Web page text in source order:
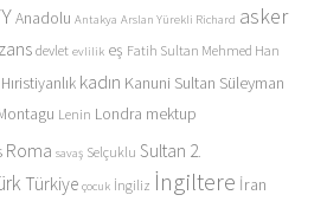
Anadolu Antakya Arslan Yürekli Richard asker
devlet evlilik eş Fatih Sultan Mehmed Han
Hıristiyanlık kadın Kanuni Sultan Süleyman
Lenin Londra mektup
Roma savaş Selçuklu Sultan 2.
Türkiye çocuk İngiliz İngiltere İran